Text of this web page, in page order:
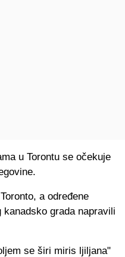
u Torontu se očekuje
a određene
grada napravili
se širi miris ljiljana"